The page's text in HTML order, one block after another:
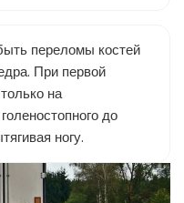
переломы костей
При первой
на
до
ногу.